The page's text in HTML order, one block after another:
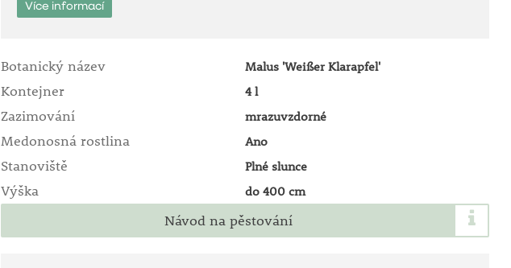
Více informací
Botanický název Malus 'Weißer Klarapfel'
Kontejner 4 l
Zazimování mrazuvzdorné
Medonosná rostlina Ano
Stanoviště Plné slunce
Výška do 400 cm
Návod na pěstování